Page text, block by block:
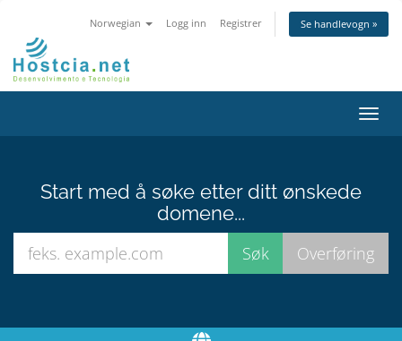
Norwegian Logg inn Registrer Se handlevogn »
Bytt
Start med å søke etter ditt ønskede
domene...